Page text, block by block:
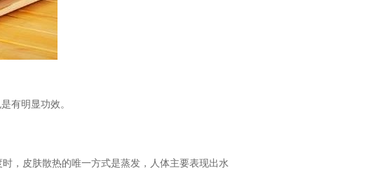
有明显功效。
，皮肤散热的唯一方式是蒸发，人体主要表现出水